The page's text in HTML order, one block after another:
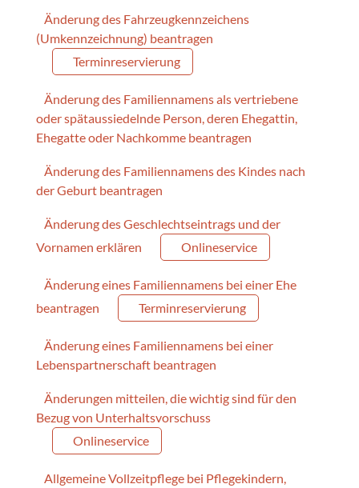
Änderung des Fahrzeugkennzeichens
(Umkennzeichnung) beantragen
Terminreservierung
Änderung des Familiennamens als vertriebene
oder spätaussiedelnde Person, deren Ehegattin,
Ehegatte oder Nachkomme beantragen
Änderung des Familiennamens des Kindes nach
der Geburt beantragen
Änderung des Geschlechtseintrags und der
Vornamen erklären
Onlineservice
Änderung eines Familiennamens bei einer Ehe
beantragen
Terminreservierung
Änderung eines Familiennamens bei einer
Lebenspartnerschaft beantragen
Änderungen mitteilen, die wichtig sind für den
Bezug von Unterhaltsvorschuss
Onlineservice
Allgemeine Vollzeitpflege bei Pflegekindern,